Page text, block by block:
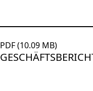
PDF (10.09 MB)